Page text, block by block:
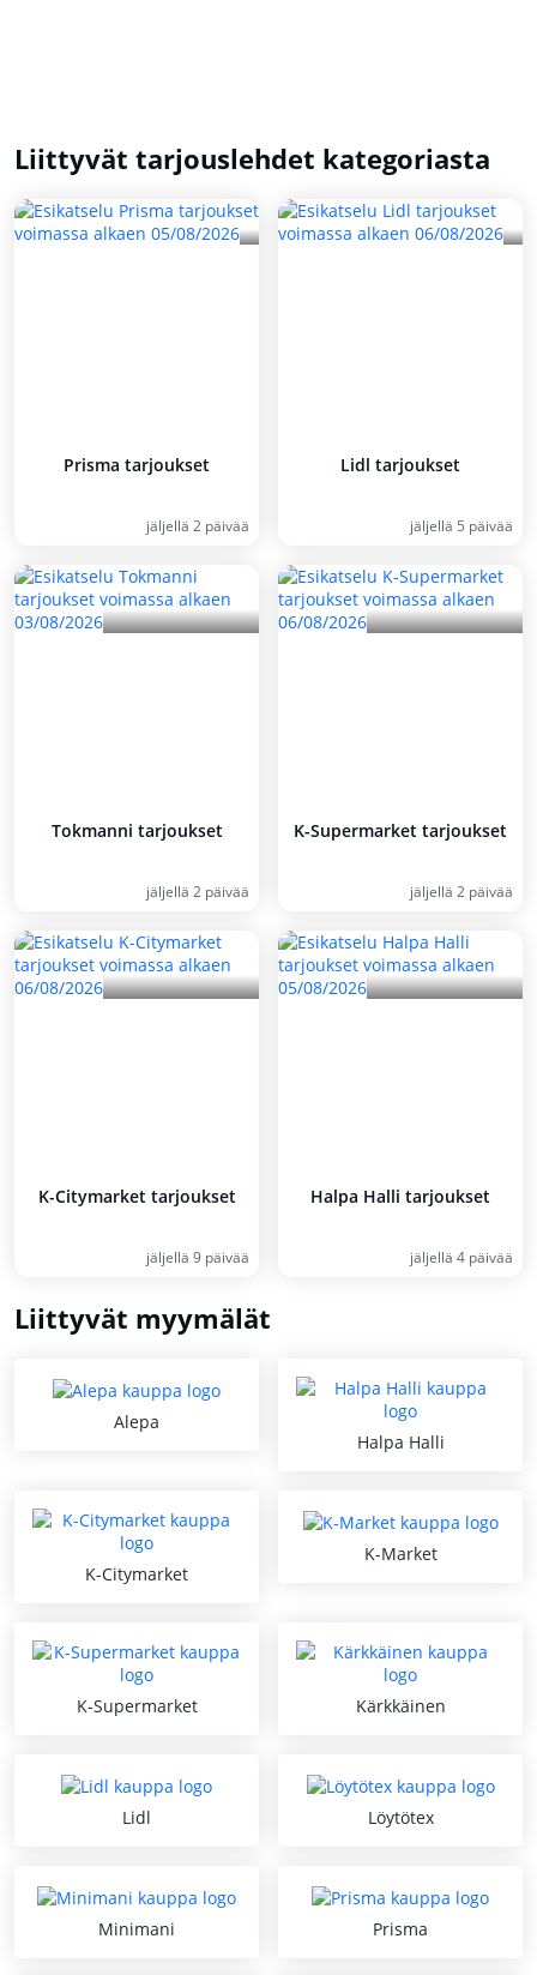
Liittyvät tarjouslehdet kategoriasta
Prisma tarjoukset
jäljellä 2 päivää
Lidl tarjoukset
jäljellä 5 päivää
Tokmanni tarjoukset
jäljellä 2 päivää
K-Supermarket tarjoukset
jäljellä 2 päivää
K-Citymarket tarjoukset
jäljellä 9 päivää
Halpa Halli tarjoukset
jäljellä 4 päivää
Liittyvät myymälät
Alepa
Halpa Halli
K-Citymarket
K-Market
K-Supermarket Kärkkäinen
Lidl Löytötex
Minimani Prisma